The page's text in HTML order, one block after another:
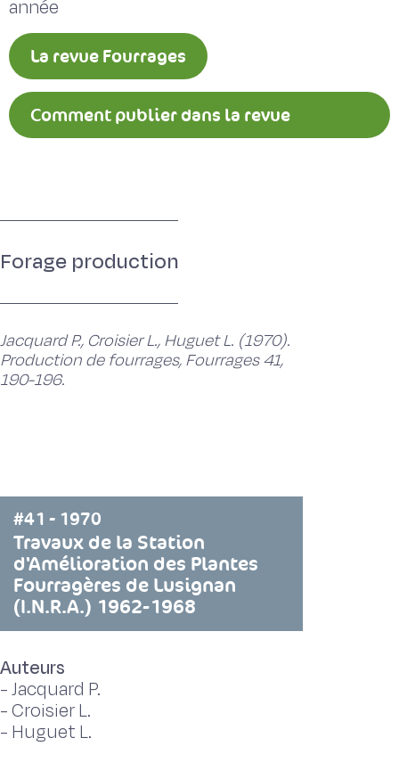
année
La revue Fourrages
Comment publier dans la revue
Forage production
Jacquard P., Croisier L., Huguet L. (1970).
Production de fourrages, Fourrages 41,
190-196.
#41 - 1970
Travaux de la Station
d'Amélioration des Plantes
Fourragères de Lusignan
(I.N.R.A.) 1962-1968
Auteurs
-Jacquard P.
-Croisier L.
- Huguet L.